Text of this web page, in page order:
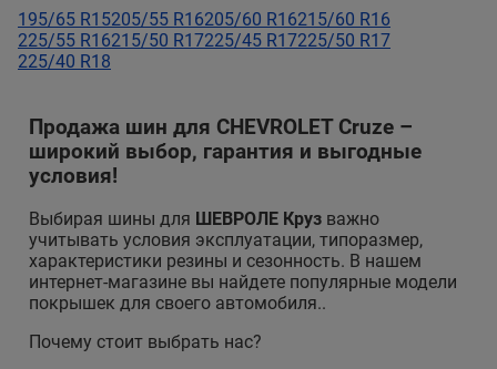
195/65 R15205/55 R16205/60 R16215/60 R16
225/55 R16215/50 R17225/45 R17225/50 R17
225/40 R18
Продажа шин для CHEVROLET Cruze –
широкий выбор, гарантия и выгодные
условия!
Выбирая шины для ШЕВРОЛЕ Круз важно
учитывать условия эксплуатации, типоразмер,
характеристики резины и сезонность. В нашем
интернет-магазине вы найдете популярные модели
покрышек для своего автомобиля..
Почему стоит выбрать нас?